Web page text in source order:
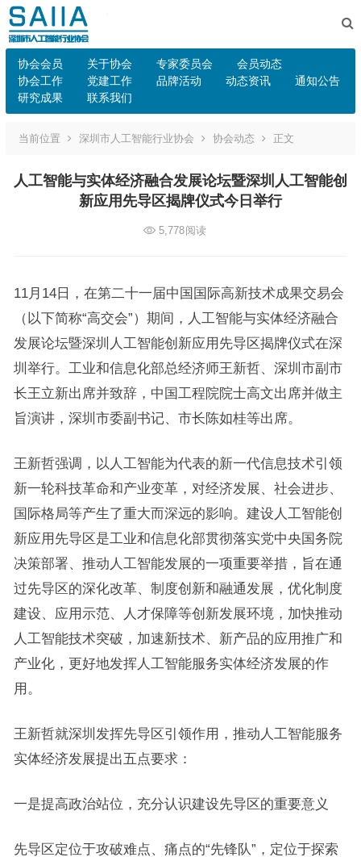
协会会员 关于协会 专家委员会
会员动态
协会工作
党建工作 品牌活动 动态资讯
通知公告
研究成果
联系我们
当前位置 深圳市人工智能行业协会 协会动态 正文
人工智能与实体经济融合发展论坛暨深圳人工智能创
新应用先导区揭牌仪式今日举行
5,778阅读
11月14日，在第二十一届中国国际高新技术成果交易会
（以下简称“高交会”）期间，人工智能与实体经济融合
发展论坛暨深圳人工智能创新应用先导区揭牌仪式在深
圳举行。工业和信息化部总经济师王新哲、深圳市副市
长王立新出席并致辞，中国工程院院士高文出席并做主
旨演讲，深圳市委副书记、市长陈如桂等出席。
王新哲强调，以人工智能为代表的新一代信息技术引领
新一轮科技革命和产业变革，对经济发展、社会进步、
国际格局等产生了重大而深远的影响。建设人工智能创
新应用先导区是工业和信息化部贯彻落实党中央国务院
决策部署、推动人工智能发展的一项重要举措，旨在通
过先导区的深化改革、制度创新和融通发展，优化制度
建设、应用示范、人才保障等创新发展环境，加快推动
人工智能技术突破，加速新技术、新产品的应用推广和
产业化，更好地发挥人工智能服务实体经济发展的作
用。
王新哲就深圳发挥先导区引领作用，推动人工智能服务
实体经济发展提出五点要求：
一是提高政治站位，充分认识建设先导区的重要意义
先导区定位于攻破难点、痛点的“先锋队”，定位于探索